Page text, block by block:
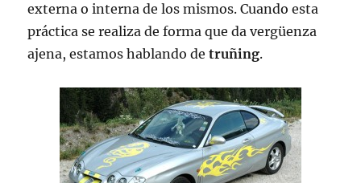
externa o interna de los mismos. Cuando esta
práctica se realiza de forma que da vergüenza
ajena, estamos hablando detruñing.